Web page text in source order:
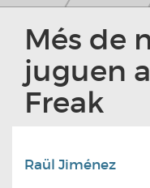
Més de
juguen
Freak
Raül Jiménez